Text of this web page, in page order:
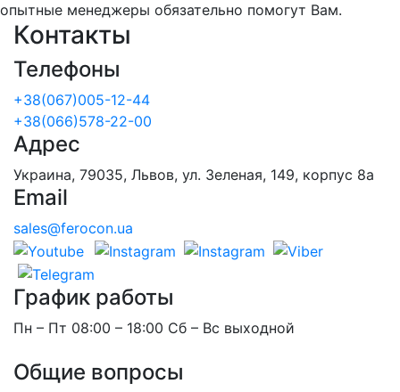
опытные менеджеры обязательно помогут Вам.
Контакты
Телефоны
+38(067)005-12-44
+38(066)578-22-00
Адрес
Украина, 79035, Львов, ул. Зеленая, 149, корпус 8а
Email
sales@ferocon.ua
График работы
Пн – Пт 08:00 – 18:00 Сб – Вс выходной
Общие вопросы